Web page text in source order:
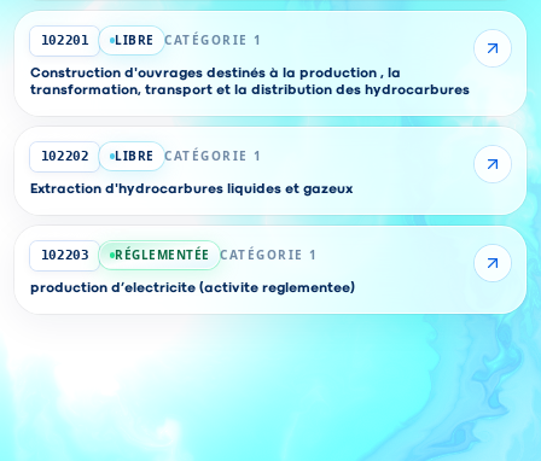
102201 LIBRE CATÉGORIE 1
Construction d'ouvrages destinés à la production , la
transformation, transport et la distribution des hydrocarbures
102202 LIBRE CATÉGORIE 1
Extraction d'hydrocarbures liquides et gazeux
102203 RÉGLEMENTÉE CATÉGORIE 1
production d’electricite (activite reglementee)